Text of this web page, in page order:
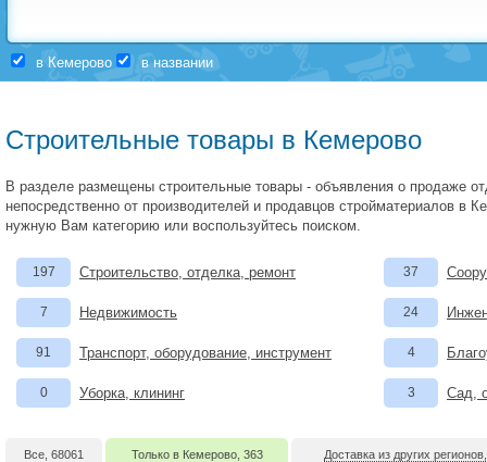
в Кемерово в названии
Строительные товары в Кемерово
В разделе размещены строительные товары - объявления о продаже
непосредственно от производителей и продавцов стройматериалов в
нужную Вам категорию или воспользуйтесь поиском.
197 Строительство, отделка, ремонт
7 Недвижимость
91 Транспорт, оборудование, инструмент
0 Уборка, клининг
37
24
4
3 Сад,
Все, 68061 Только в Кемерово, 363 Доставка из других